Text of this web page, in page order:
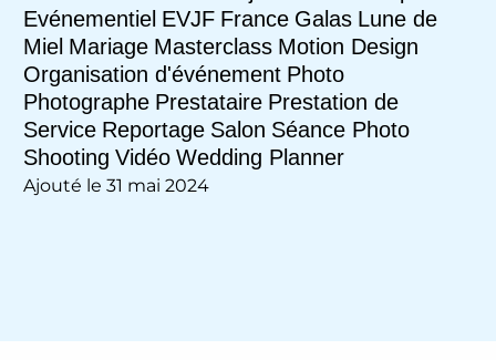
Evénementiel EVJF France Galas Lune de
Miel Mariage Masterclass Motion Design
Organisation d'événement Photo
Photographe Prestataire Prestation de
Service Reportage Salon Séance Photo
Shooting Vidéo Wedding Planner
Ajouté le 31 mai 2024